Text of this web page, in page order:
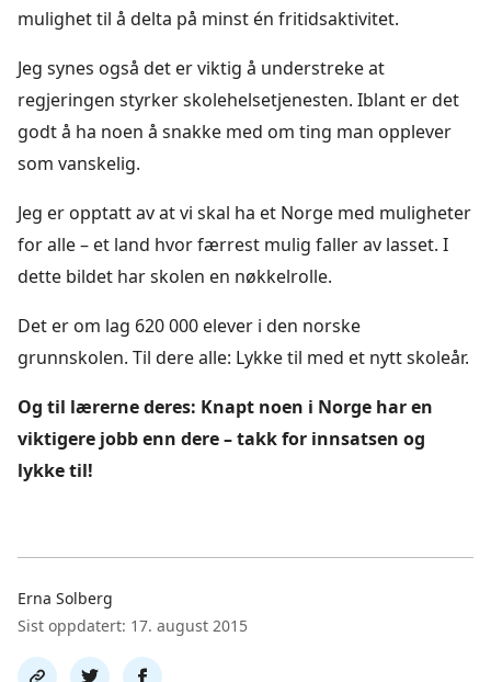
mulighet til å delta på minst én fritidsaktivitet.
Jeg synes også det er viktig å understreke at
regjeringen styrker skolehelsetjenesten. Iblant er det
godt å ha noen å snakke med om ting man opplever
som vanskelig.
Jeg er opptatt av at vi skal ha et Norge med muligheter
for alle – et land hvor færrest mulig faller av lasset. I
dette bildet har skolen en nøkkelrolle.
Det er om lag 620 000 elever i den norske
grunnskolen. Til dere alle: Lykke til med et nytt skoleår.
Og til lærerne deres: Knapt noen i Norge har en
viktigere jobb enn dere – takk for innsatsen og
lykke til!
Erna Solberg
Sist oppdatert: 17. august 2015
Del
Del
Del